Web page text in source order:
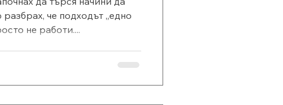
че подходът „едно
не работи....